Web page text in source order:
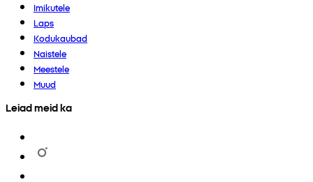
Imikutele
Laps
Kodukaubad
Naistele
Meestele
Muud
Leiad meid ka